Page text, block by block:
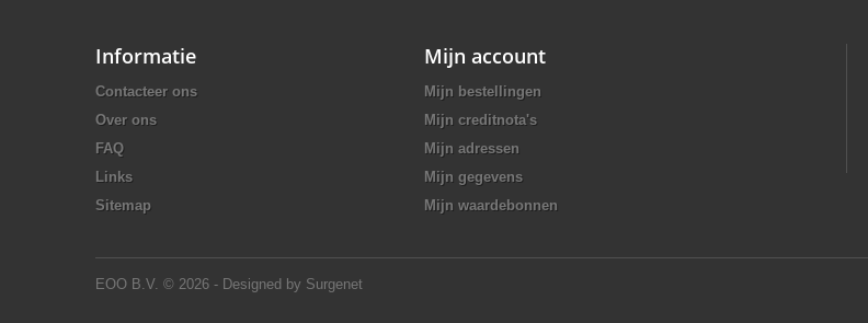
Informatie
Contacteer ons
Over ons
FAQ
Links
Sitemap
EOO B.V. © 2026 - Designed by Surgenet
Mijn account
Mijn bestellingen
Mijn creditnota's
Mijn adressen
Mijn gegevens
Mijn waardebonnen